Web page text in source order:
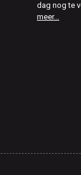
dag nog te
meer...